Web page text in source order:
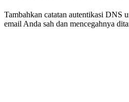
Tambahkan catatan autentikasi DNS
email Anda sah dan mencegahnya